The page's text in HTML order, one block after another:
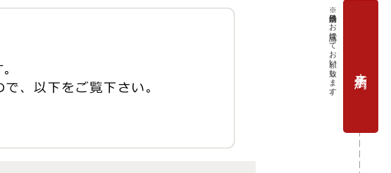
※当日予約はお電話にてお願い致します。